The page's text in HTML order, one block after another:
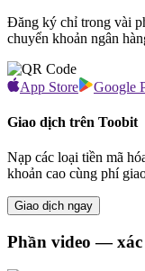
Đăng ký chỉ trong vài
chuyển khoản ngân
App Store Google
Giao dịch trên Toobit
Nạp các loại tiền mã
khoản cao cùng phí
Giao dịch ngay
Phần video —